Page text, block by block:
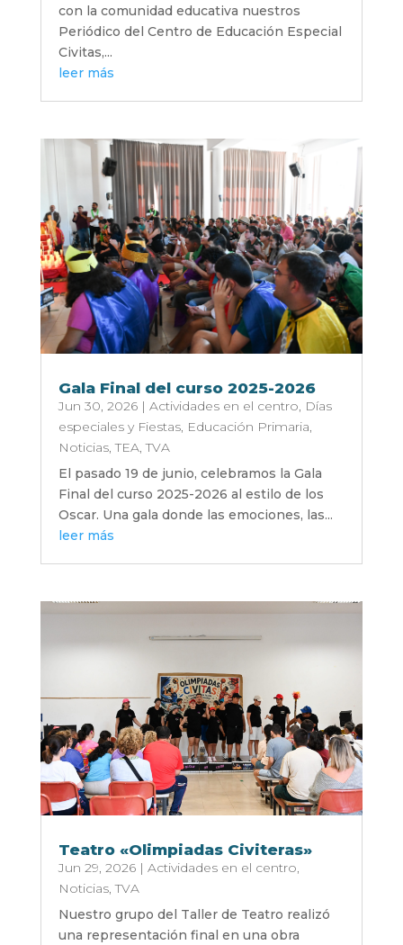
con la comunidad educativa nuestros
Periódico del Centro de Educación Especial
Civitas,...
leer más
Gala Final del curso 2025-2026
Jun 30, 2026| Actividades en el centro, Días
especiales y Fiestas, Educación Primaria,
Noticias,TEA,TVA
El pasado 19 de junio, celebramos la Gala
Final del curso 2025-2026 al estilo de los
Oscar. Una gala donde las emociones, las...
leer más
Teatro «Olimpiadas Civiteras»
Jun 29, 2026| Actividades en el centro,
Noticias,TVA
Nuestro grupo del Taller de Teatro realizó
una representación final en una obra